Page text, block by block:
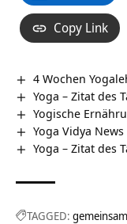
Copy Link
4 Wochen
Yoga – Zitat des
Yogische
Yoga Vidya
Yoga – Zitat des
TAGGED: